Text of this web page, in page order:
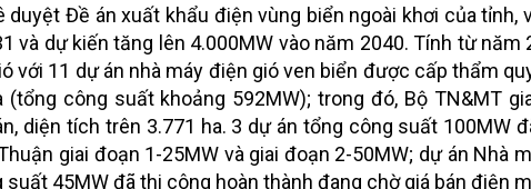
duyệt Đề án xuất khẩu điện vùng biển ngoài khơi của tỉnh,
và dự kiến tăng lên 4.000MW vào năm 2040. Tính từ năm
với 11 dự án nhà máy điện gió ven biển được cấp thẩm
công suất khoảng 592MW); trong đó, Bộ TN&MT
diện tích trên 3.771 ha. 3 dự án tổng công suất 100MW
giai đoạn 1-25MW và giai đoạn 2-50MW; dự án Nhà
suất 45MW đã thi công hoàn thành đang chờ giá bán điện